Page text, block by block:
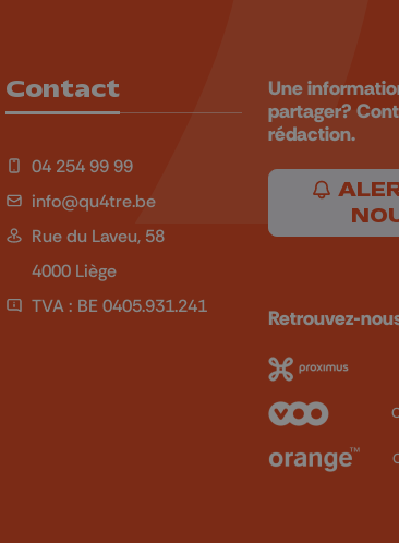
Contact
04 254 99 99
info@qu4tre.be
Rue du Laveu, 58
4000 Liège
TVA : BE 0405.931.241
Une
partager?
rédaction.
Retrouvez-